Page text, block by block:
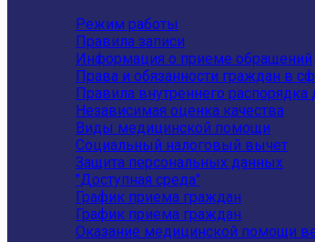
Режим работы
Правила записи
Информация о приеме обращений
Права и обязанности граждан в
Правила внутреннего распорядка
Независимая оценка качества
Виды медицинской помощи
Социальный налоговый вычет
Защита персональных данных
"Доступная среда"
График приема граждан
График приема граждан
Оказание медицинской помощи